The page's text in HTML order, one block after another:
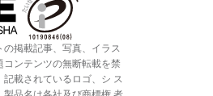
の掲載記事、写真、イラス
コンテンツの無断転載を禁
記載されているロゴ、シ ス